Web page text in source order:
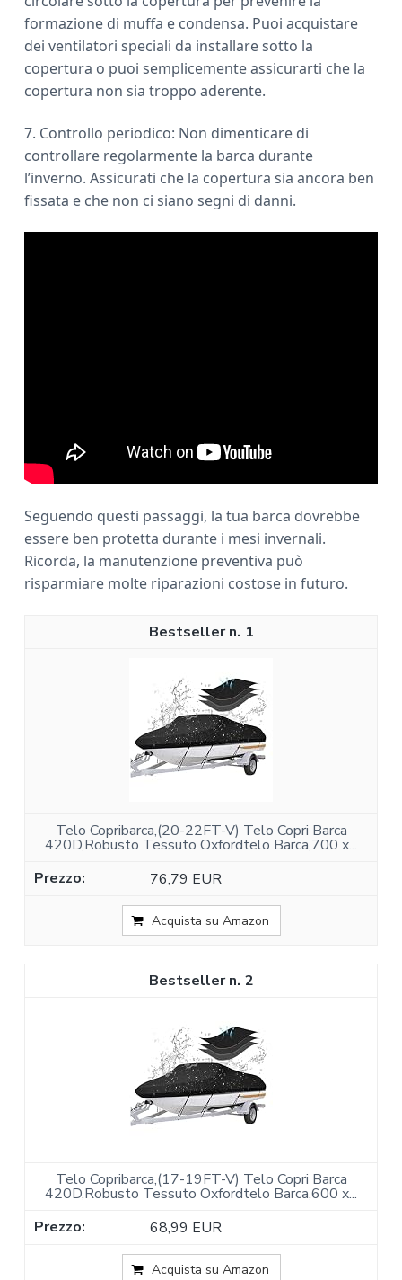
formazione di muffa e condensa. Puoi acquistare
dei ventilatori speciali da installare sotto la
copertura o puoi semplicemente assicurarti che la
copertura non sia troppo aderente.
7. Controllo periodico: Non dimenticare di
controllare regolarmente la barca durante
l’inverno. Assicurati che la copertura sia ancora ben
fissata e che non ci siano segni di danni.
Seguendo questi passaggi, la tua barca dovrebbe
essere ben protetta durante i mesi invernali.
Ricorda, la manutenzione preventiva può
risparmiare molte riparazioni costose in futuro.
1
Telo Copribarca,(20-22FT-V) Telo Copri Barca
420D,Robusto Tessuto Oxfordtelo Barca,700 x...
76,79 EUR
Acquista su Amazon
2
Telo Copribarca,(17-19FT-V) Telo Copri Barca
420D,Robusto Tessuto Oxfordtelo Barca,600 x...
68,99 EUR
Acquista su Amazon